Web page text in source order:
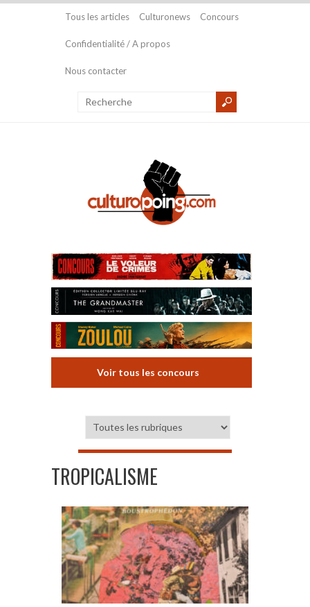
Tous les articles Culturonews Concours
Confidentialité / A propos
Nous contacter
Voir tous les concours
TROPICALISME